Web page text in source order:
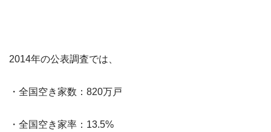
2014年の公表調査では、
・全国空き家数：820万戸
・全国空き家率：13.5%